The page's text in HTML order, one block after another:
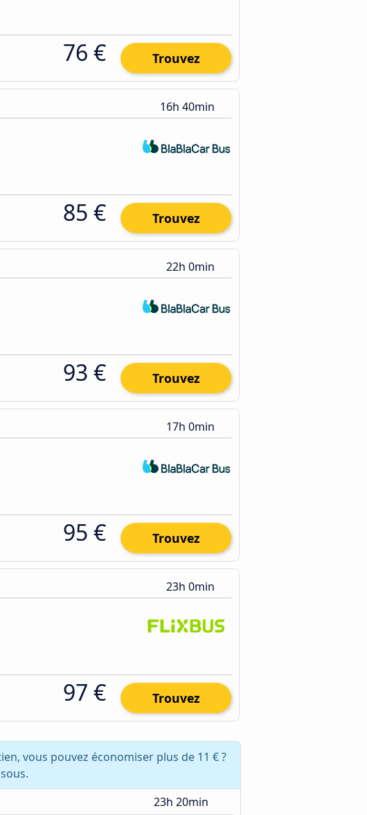
76 € Trouvez
16h 40min
85 € Trouvez
22h 0min
93 € Trouvez
17h 0min
95 € Trouvez
23h 0min
97 € Trouvez
vous pouvez économiser plus de 11 € ?
23h 20min